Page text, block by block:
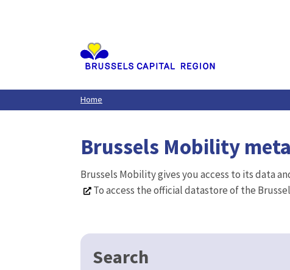
Home
Brussels Mobility
Brussels Mobility gives you access to its data
To access the official datastore of the
Search